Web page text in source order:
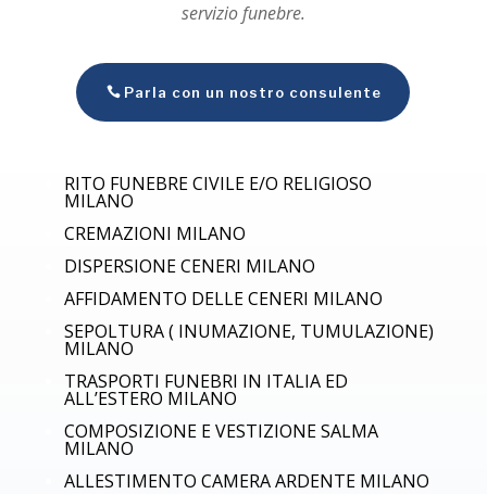
servizio funebre.
Parla con un nostro consulente
RITO FUNEBRE CIVILE E/O RELIGIOSO
MILANO
CREMAZIONI MILANO
DISPERSIONE CENERI MILANO
AFFIDAMENTO DELLE CENERI MILANO
SEPOLTURA ( INUMAZIONE, TUMULAZIONE)
MILANO
TRASPORTI FUNEBRI IN ITALIA ED
ALL’ESTERO MILANO
COMPOSIZIONE E VESTIZIONE SALMA
MILANO
ALLESTIMENTO CAMERA ARDENTE MILANO